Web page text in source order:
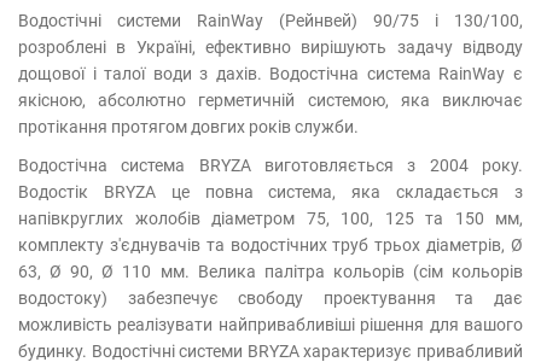
Водостічні системи RainWay (Рейнвей) 90/75 і 130/100,
розроблені в Україні, ефективно вирішують задачу відводу
дощової і талої води з дахів. Водостічна система RainWay є
якісною, абсолютно герметичній системою, яка виключає
протікання протягом довгих років служби.
Водостічна система BRYZA виготовляється з 2004 року.
Водостік BRYZA це повна система, яка складається з
напівкруглих жолобів діаметром 75, 100, 125 та 150 мм,
комплекту з'єднувачів та водостічних труб трьох діаметрів, Ø
63, Ø 90, Ø 110 мм. Велика палітра кольорів (сім кольорів
водостоку) забезпечує свободу проектування та дає
можливість реалізувати найпривабливіші рішення для вашого
будинку. Водостічні системи BRYZA характеризує привабливий